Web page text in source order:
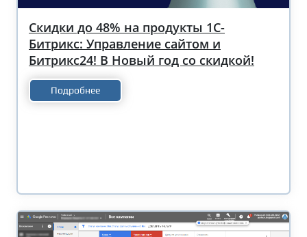
Скидки до 48% на продукты 1С-
Битрикс: Управление сайтом и
Битрикс24! В Новый год со скидкой!
Подробнее